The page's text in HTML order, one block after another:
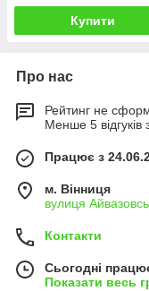
Купити
Про нас
Рейтинг не
Менше 5 відгуків
Працює з
м. Вінниця
вулиця
Контакти
Сьогодні
Показати весь